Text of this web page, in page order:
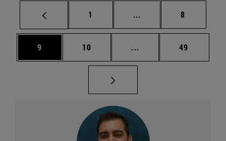
Página
1 ... Páginas intermedias
Página
8
Página
9 Página
10 ... Páginas intermedias
Página
49